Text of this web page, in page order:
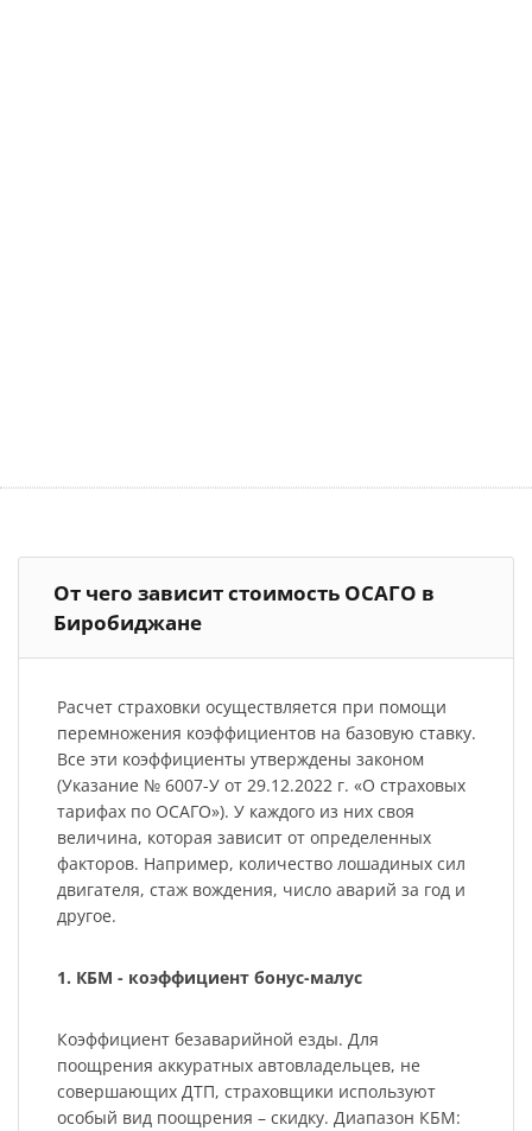
От чего зависит стоимость ОСАГО в
Биробиджане
Расчет страховки осуществляется при помощи
перемножения коэффициентов на базовую ставку.
Все эти коэффициенты утверждены законом
(Указание № 6007-У от 29.12.2022 г. «О страховых
тарифах по ОСАГО»). У каждого из них своя
величина, которая зависит от определенных
факторов. Например, количество лошадиных сил
двигателя, стаж вождения, число аварий за год и
другое.
1. КБМ - коэффициент бонус-малус
Коэффициент безаварийной езды. Для
поощрения аккуратных автовладельцев, не
совершающих ДТП, страховщики используют
особый вид поощрения – скидку. Диапазон КБМ: